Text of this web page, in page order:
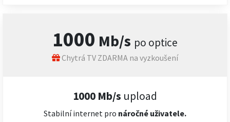
1000 Mb/s po optice
Chytrá TV ZDARMA na vyzkoušení
1000 Mb/s upload
Stabilní internet pro náročné uživatele.